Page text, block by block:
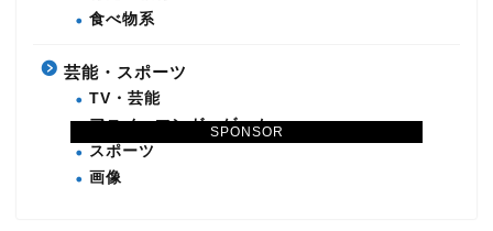
SPONSOR
食べ物系
芸能・スポーツ
TV・芸能
アニメ・マンガ・ゲーム
スポーツ
画像